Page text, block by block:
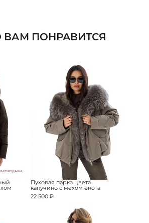
ПОНРАВИТСЯ
Пуховая парка цвета
капучино с мехом енота
22 500 ₽